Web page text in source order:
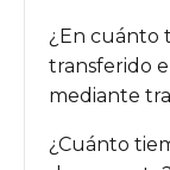
¿En cuánto
transferido
mediante
¿Cuánto